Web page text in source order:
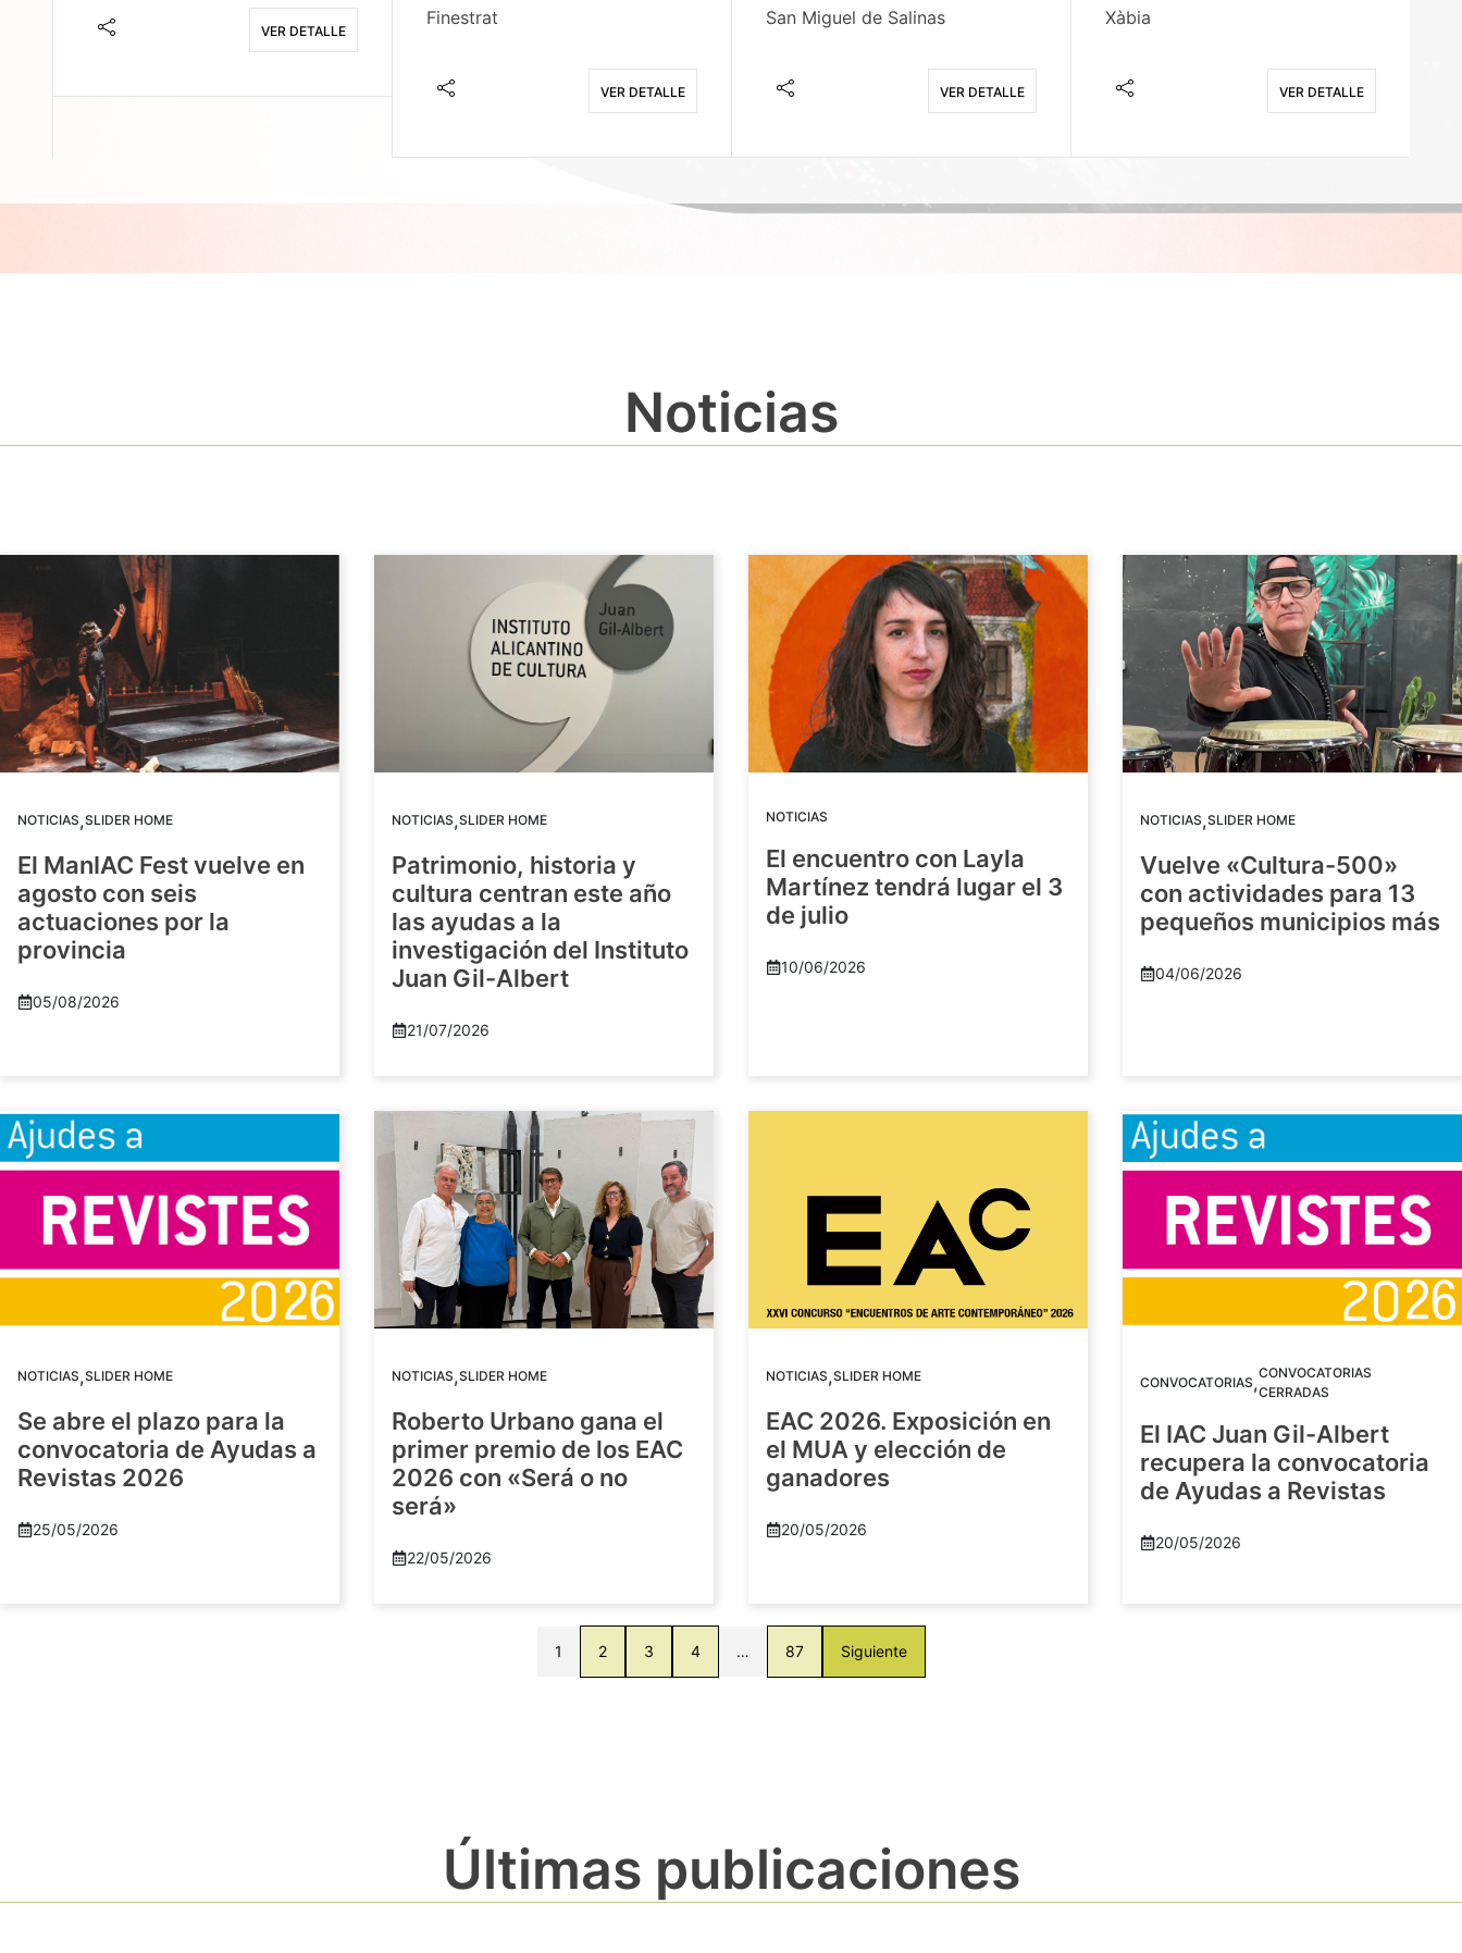
VER DETALLE
Finestrat
VER DETALLE
San Miguel de Salinas
VER DETALLE
Xàbia
VER DETALLE
Noticias
NOTICIAS,SLIDER HOME
El ManIAC Fest vuelve en
agosto con seis
actuaciones por la
provincia
05/08/2026
NOTICIAS,SLIDER HOME
Patrimonio, historia y
cultura centran este año
las ayudas a la
investigación del Instituto
Juan Gil-Albert
21/07/2026
NOTICIAS
El encuentro con Layla
Martínez tendrá lugar el 3
de julio
10/06/2026
NOTICIAS,SLIDER HOME
Vuelve «Cultura-500»
con actividades para 13
pequeños municipios más
04/06/2026
NOTICIAS,SLIDER HOME
Se abre el plazo para la
convocatoria de Ayudas a
Revistas 2026
25/05/2026
NOTICIAS,SLIDER HOME
Roberto Urbano gana el
primer premio de los EAC
2026 con «Será o no
será»
22/05/2026
NOTICIAS,SLIDER HOME
EAC 2026. Exposición en
el MUA y elección de
ganadores
20/05/2026
CONVOCATORIAS,CONVOCATORIAS
CERRADAS
El IAC Juan Gil-Albert
recupera la convocatoria
de Ayudas a Revistas
20/05/2026
1 2 3 4 … 87 Siguiente
Últimas publicaciones